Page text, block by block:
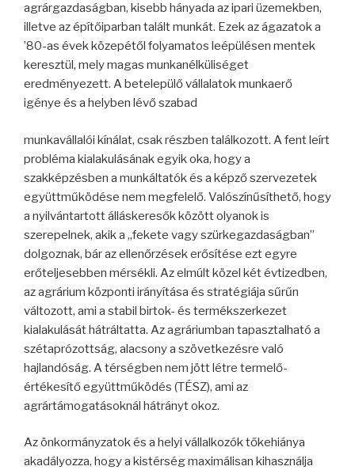
agrárgazdaságban, kisebb hányada az ipari üzemekben,
illetve az építőiparban talált munkát. Ezek az ágazatok a
’80-as évek közepétől folyamatos leépülésen mentek
keresztül, mely magas munkanélküliséget
eredményezett. A betelepülő vállalatok munkaerő
igénye és a helyben lévő szabad
munkavállalói kínálat, csak részben találkozott. A fent leírt
probléma kialakulásának egyik oka, hogy a
szakképzésben a munkáltatók és a képző szervezetek
együttműködése nem megfelelő. Valószínűsíthető, hogy
a nyilvántartott álláskeresők között olyanok is
szerepelnek, akik a „fekete vagy szürkegazdaságban”
dolgoznak, bár az ellenőrzések erősítése ezt egyre
erőteljesebben mérsékli. Az elmúlt közel két évtizedben,
az agrárium központi irányítása és stratégiája sűrűn
változott, ami a stabil birtok- és termékszerkezet
kialakulását hátráltatta. Az agráriumban tapasztalható a
szétaprózottság, alacsony a szövetkezésre való
hajlandóság. A térségben nem jött létre termelő-
értékesítő együttműködés (TÉSZ), ami az
agrártámogatásoknál hátrányt okoz.
Az önkormányzatok és a helyi vállalkozók tőkehiánya
akadályozza, hogy a kistérség maximálisan kihasználja